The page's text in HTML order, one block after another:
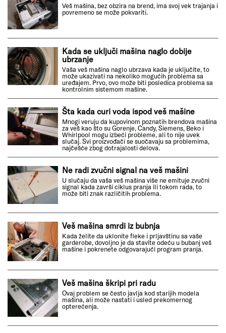
Veš mašina, bez obzira na brend, ima svoj vek trajanja i
povremeno se može pokvariti.
Kada se uključi mašina naglo dobije
ubrzanje
Vaša veš mašina naglo ubrzava kada je uključite, to
može ukazivati na nekoliko mogućih problema sa
uređajem. Prvo, ovo može biti posledica problema sa
kontrolnim sistemom mašine.
Šta kada curi voda ispod veš mašine
Mnogi veruju da kupovinom poznatih brendova mašina
za veš kao što su Gorenje, Candy, Siemens, Beko i
Whirlpool mogu izbeći probleme, ali to nije uvek
slučaj. Svi proizvođači se suočavaju sa problemima,
najčešće zbog dotrajalosti delova.
Ne radi zvučni signal na veš mašini
U slučaju da vaša veš mašina više ne emituje zvučni
signal kada završi ciklus pranja ili tokom rada, to
može biti znak različitih problema.
Veš mašina smrdi iz bubnja
Kada želite da uklonite fleke i prljavštinu sa vaše
garderobe, dovoljno je da stavite odeću u bubanj veš
mašine i pokrenete odgovarajući program pranja.
Veš mašina škripi pri radu
Ovaj problem se često javlja kod starijih modela
mašina, ali može nastati i usled prekomernog
opterećenja.